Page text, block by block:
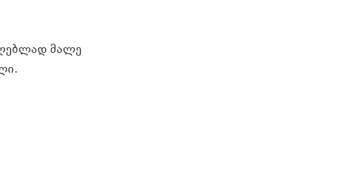
მალე